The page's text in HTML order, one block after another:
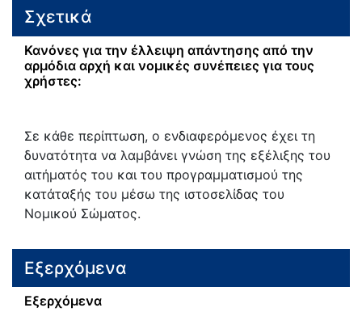
Σχετικά
Κανόνες για την έλλειψη απάντησης από την
αρμόδια αρχή και νομικές συνέπειες για τους
χρήστες:
Σε κάθε περίπτωση, ο ενδιαφερόμενος έχει τη
δυνατότητα να λαμβάνει γνώση της εξέλιξης του
αιτήματός του και του προγραμματισμού της
κατάταξής του μέσω της ιστοσελίδας του
Νομικού Σώματος.
Εξερχόμενα
Εξερχόμενα